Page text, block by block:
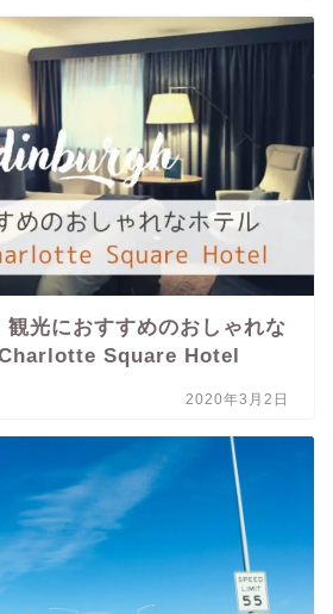
観光におすすめのおしゃれな
Square Hotel
2020年3月2日